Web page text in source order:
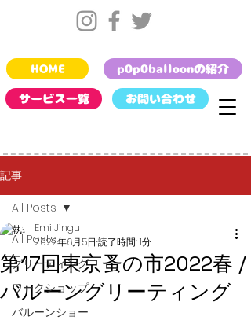
お問い合わせ
HOME
サービス一覧
p0p0balloonの紹介
記事
All Posts
グリーティング
ワークショップ
バルーンショー
All Posts
第17回東京蚤の市2022春 /
バルーングリーティング
Emi Jingu
2022年6月5日 読了時間: 1分